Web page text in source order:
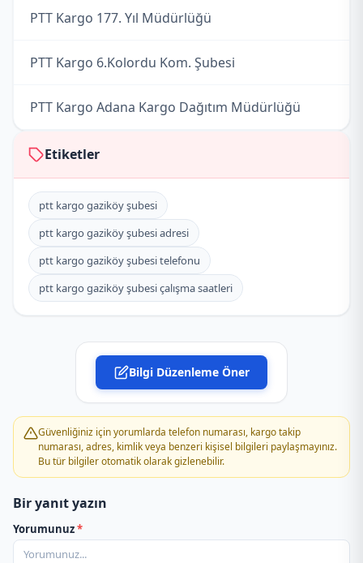
PTT Kargo 177. Yıl Müdürlüğü
PTT Kargo 6.Kolordu Kom. Şubesi
PTT Kargo Adana Kargo Dağıtım Müdürlüğü
Müdürlüğü
PTT Kargo Adana-Koop Şubesi
PTT Kargo Adliye Sarayı Müdürlüğü
PTT Kargo Adnan Kahveci Müdürlüğü
PTT Kargo Akkapı Şubesi
PTT Kargo Aladağ Şubesi
PTT Kargo Atakent Şubesi
PTT Kargo Atilla Altıkat Şubesi
PTT Kargo Bahçe Acentelığı
Etiketler
ptt kargo gaziköy şubesi
ptt kargo gaziköy şubesi adresi
ptt kargo gaziköy şubesi telefonu
ptt kargo gaziköy şubesi çalışma saatleri
Bilgi Düzenleme Öner
Güvenliğiniz için yorumlarda telefon numarası, kargo takip
numarası, adres, kimlik veya benzeri kişisel bilgileri paylaşmayınız.
Bu tür bilgiler otomatik olarak gizlenebilir.
Bir yanıt yazın
Yorumunuz*